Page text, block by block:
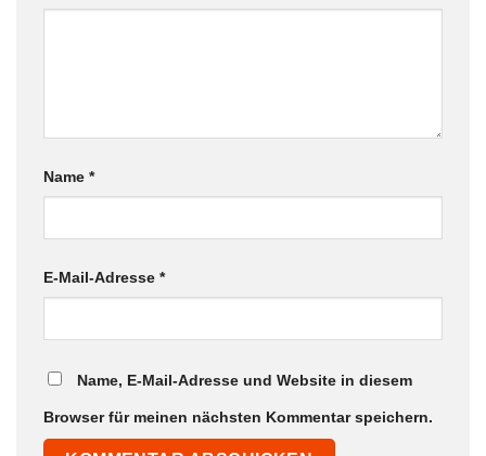
Name *
E-Mail-Adresse *
Name, E-Mail-Adresse und Website in diesem
Browser für meinen nächsten Kommentar speichern.